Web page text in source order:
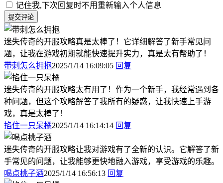
记住我,下次回复时不用重新输入个人信息
提交评论
迷失传奇的开服攻略真是太棒了！它详细解答了新手常见问
题，让我在游戏初期就能快速提升实力，真是太有帮助了！
带刺怎么拥抱2025/1/14 16:09:05 回复
迷失传奇的开服攻略太有用了！作为一个新手，我经常遇到各
种问题，但这个攻略解答了我所有的疑惑，让我快速上手游
戏，真是太棒了！
掐住一只呆橘2025/1/14 16:14:14 回复
迷失传奇的开服攻略让我对游戏有了全新的认识。它解答了新
手常见的问题，让我能够更快地融入游戏，享受游戏的乐趣。
喝点桃子酒2025/1/14 16:56:13 回复